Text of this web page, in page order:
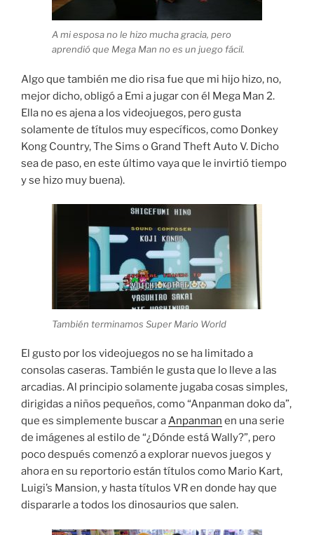
A mi esposa no le hizo mucha gracia, pero
aprendió que Mega Man no es un juego fácil.
Algo que también me dio risa fue que mi hijo hizo, no,
mejor dicho, obligó a Emi a jugar con él Mega Man 2.
Ella no es ajena a los videojuegos, pero gusta
solamente de títulos muy específicos, como Donkey
Kong Country, The Sims o Grand Theft Auto V. Dicho
sea de paso, en este último vaya que le invirtió tiempo
y se hizo muy buena).
También terminamos Super Mario World
El gusto por los videojuegos no se ha limitado a
consolas caseras. También le gusta que lo lleve a las
arcadias. Al principio solamente jugaba cosas simples,
dirigidas a niños pequeños, como “Anpanman doko da”,
que es simplemente buscar aAnpanman en una serie
de imágenes al estilo de “¿Dónde está Wally?”, pero
poco después comenzó a explorar nuevos juegos y
ahora en su reportorio están títulos como Mario Kart,
Luigi’s Mansion, y hasta títulos VR en donde hay que
dispararle a todos los dinosaurios que salen.